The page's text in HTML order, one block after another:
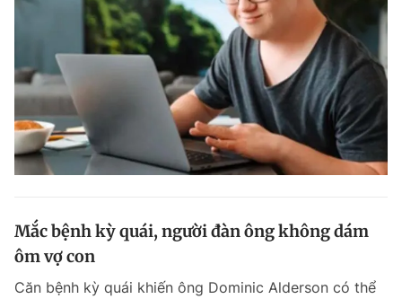
Mắc bệnh kỳ quái, người đàn ông không dám
ôm vợ con
Căn bệnh kỳ quái khiến ông Dominic Alderson có thể